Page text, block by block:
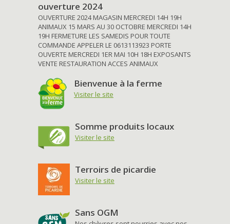
ouverture 2024
OUVERTURE 2024 MAGASIN MERCREDI 14H 19H
ANIMAUX 15 MARS AU 30 OCTOBRE MERCREDI 14H
19H FERMETURE LES SAMEDIS POUR TOUTE
COMMANDE APPELER LE 0613113923 PORTE
OUVERTE MERCREDI 1ER MAI 10H 18H EXPOSANTS
VENTE RESTAURATION ACCES ANIMAUX
Bienvenue à la ferme
Visiter le site
Somme produits locaux
Visiter le site
Terroirs de picardie
Visiter le site
Sans OGM